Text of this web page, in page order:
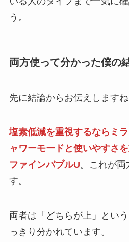
う。
両方使って分かった僕の
先に結論からお伝えしますね
塩素低減を重視するならミ
ャワーモードと使いやすさ
ファインバブルU。これが両
す。
両者は「どちらが上」とい
っきり分かれています。